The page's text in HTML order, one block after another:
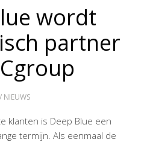
wordt
partner
NIEUWS
klanten is Deep Blue een
termijn. Als eenmaal de